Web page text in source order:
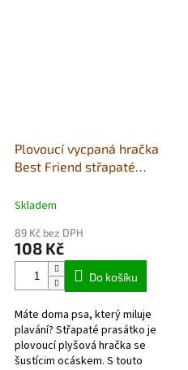
Plovoucí vycpaná hračka
Best Friend střapaté
Skladem
89 Kč bez DPH
108 Kč
Do košíku
Máte doma psa, který miluje
plavání? Střapaté prasátko je
plovoucí plyšová hračka se
šustícim ocáskem. S touto